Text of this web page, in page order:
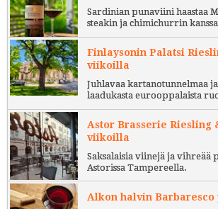
Sardinian punaviini haastaa
steakin ja chimichurrin kanssa
Finlaysonin Palatsi
viikoilla
Juhlavaa kartanotunnelmaa
laadukasta eurooppalaista
Astor Brasserie Riesling
viikoilla
Saksalaisia viinejä ja vihreää
Astorissa Tampereella.
Alkon halvin Barbaresco